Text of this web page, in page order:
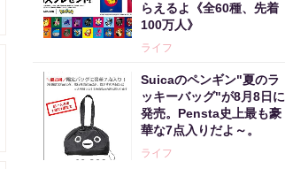
らえるよ《全60種、先着
100万人》
ライフ
Suicaのペンギン"夏のラ
ッキーバッグ"が8月8日に
発売。Pensta史上最も豪
華な7点入りだよ～。
ライフ